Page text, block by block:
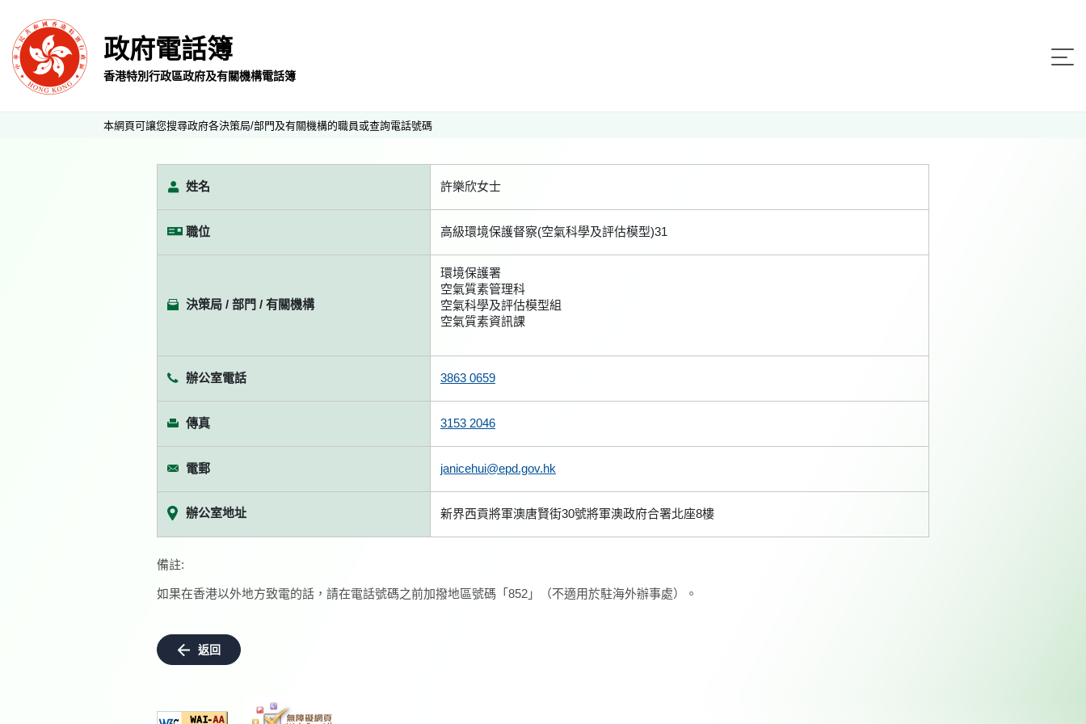
政府電話簿
香港特別行政區政府及有關機構電話簿
本網頁可讓您搜尋政府各決策局/部門及有關機構的職員或查詢電話號碼
姓名 許樂欣女士
職位 高級環境保護督察(空氣科學及評估模型)31
決策局 / 部門 / 有關機構
環境保護署
空氣質素管理科
空氣科學及評估模型組
空氣質素資訊課
辦公室電話 3863 0659
傳真 3153 2046
電郵 janicehui@epd.gov.hk
辦公室地址 新界西貢將軍澳唐賢街30號將軍澳政府合署北座8樓
備註:
如果在香港以外地方致電的話，請在電話號碼之前加撥地區號碼「852」（不適用於駐海外辦事處）。
返回